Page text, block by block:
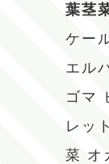
葉茎
ケー
エル
ゴマ
レット
菜 オ